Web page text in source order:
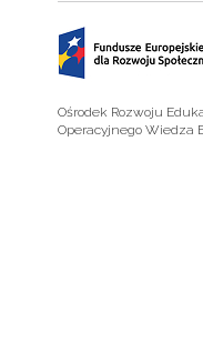
Ośrodek Rozwoju
Operacyjnego Wiedza